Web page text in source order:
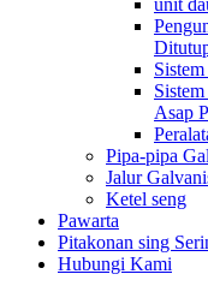
unit
Asap
Pipa-pipa
Jalur
Ketel seng
Pawarta
Pitakonan sing
Hubungi Kami